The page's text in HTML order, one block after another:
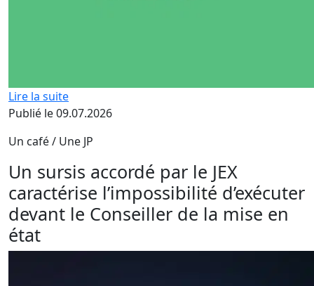
Lire la suite
Publié le 09.07.2026
Un café / Une JP
Un sursis accordé par le JEX
caractérise l’impossibilité d’exécuter
devant le Conseiller de la mise en
état